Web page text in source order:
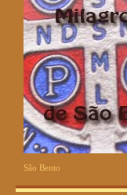
São Bento